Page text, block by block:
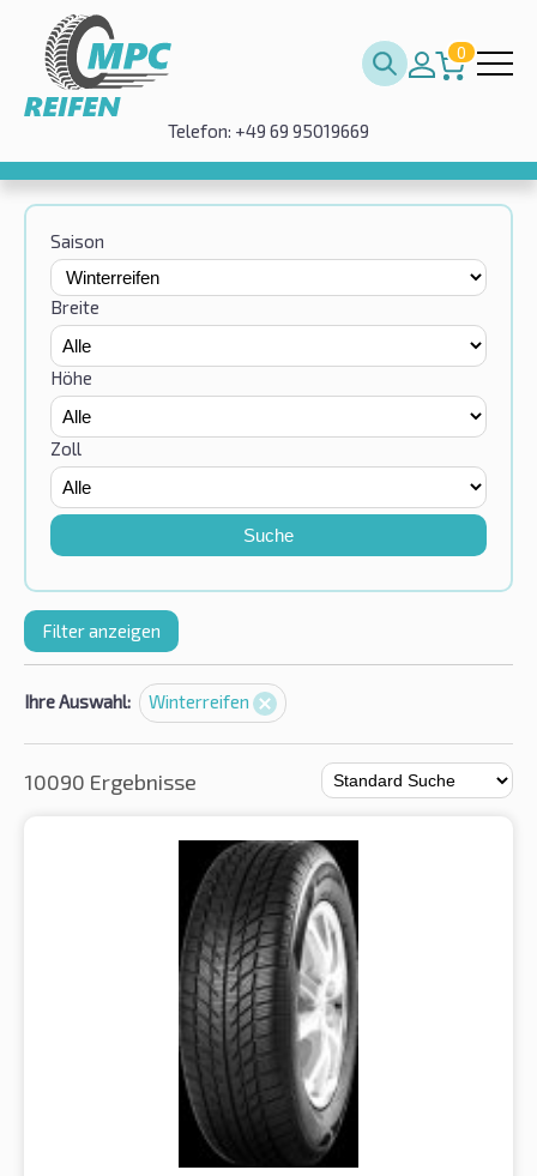
0
Telefon: +49 69 95019669
Saison
Breite
Höhe
Zoll
Suche
Filter anzeigen
Ihre Auswahl: Winterreifen
10090 Ergebnisse